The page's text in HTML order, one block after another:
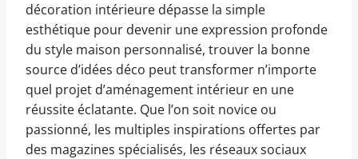
décoration intérieure dépasse la simple
esthétique pour devenir une expression profonde
du style maison personnalisé, trouver la bonne
source d’idées déco peut transformer n’importe
quel projet d’aménagement intérieur en une
réussite éclatante. Que l’on soit novice ou
passionné, les multiples inspirations offertes par
des magazines spécialisés, les réseaux sociaux